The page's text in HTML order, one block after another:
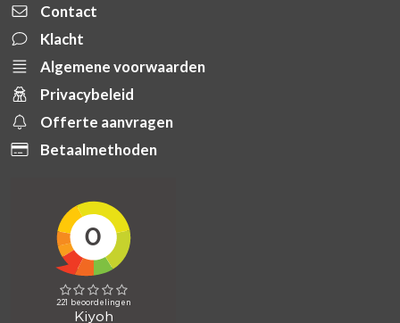
Contact
Klacht
Algemene voorwaarden
Privacybeleid
Offerte aanvragen
Betaalmethoden